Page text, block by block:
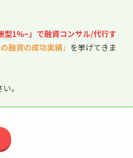
型1%~」で融資コンサル/代行す
融資の成功実績」 を挙げてきま
。